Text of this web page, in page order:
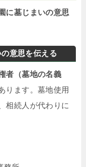
に墓じまいの意思
意思を伝える
者（墓地の名義
ります。墓地使用
相続人が代わりに